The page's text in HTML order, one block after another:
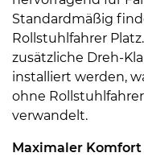
Standardmäßig
Rollstuhlfahrer
zusätzliche Dreh-
installiert werden,
ohne
verwandelt.
Maximaler